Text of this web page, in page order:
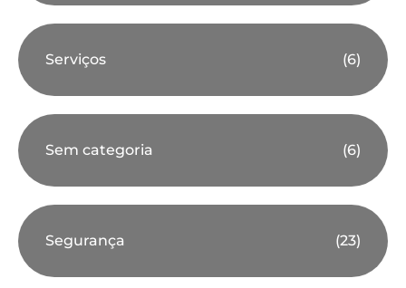
Serviços (6)
Sem categoria (6)
Segurança (23)